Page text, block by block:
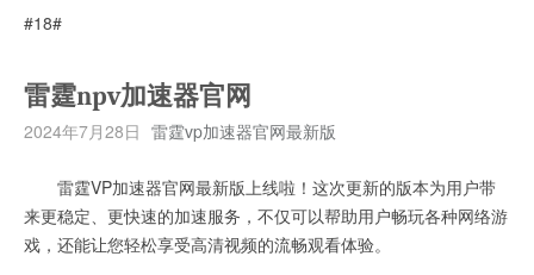
#18#
雷霆npv加速器官网
2024年7月28日 雷霆vp加速器官网最新版
雷霆VP加速器官网最新版上线啦！这次更新的版本为用户带
来更稳定、更快速的加速服务，不仅可以帮助用户畅玩各种网络游
戏，还能让您轻松享受高清视频的流畅观看体验。